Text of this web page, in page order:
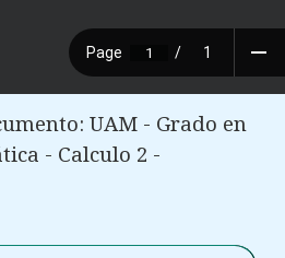
UAM - Grado en
- Calculo 2 -